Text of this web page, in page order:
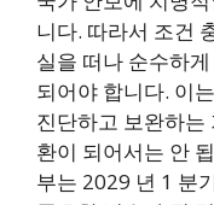
니다. 따라서 조건
실을 떠나 순수하
되어야 합니다. 이
진단하고 보완하는
환이 되어서는 안
부는 2029 년 1 분